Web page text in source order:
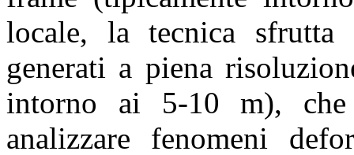
locale, la tecnica sfrutta
generati a piena
intorno ai 5-10 m), che
analizzare fenomeni